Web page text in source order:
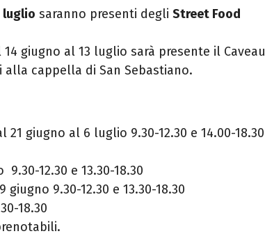
luglio saranno presenti degli Street Food
giugno al 13 luglio sarà presente il Caveau
cappella di San Sebastiano.
21 giugno al 6 luglio 9.30-12.30 e 14.00-18.30
12.30 e 13.30-18.30
9.30-12.30 e 13.30-18.30
18.30